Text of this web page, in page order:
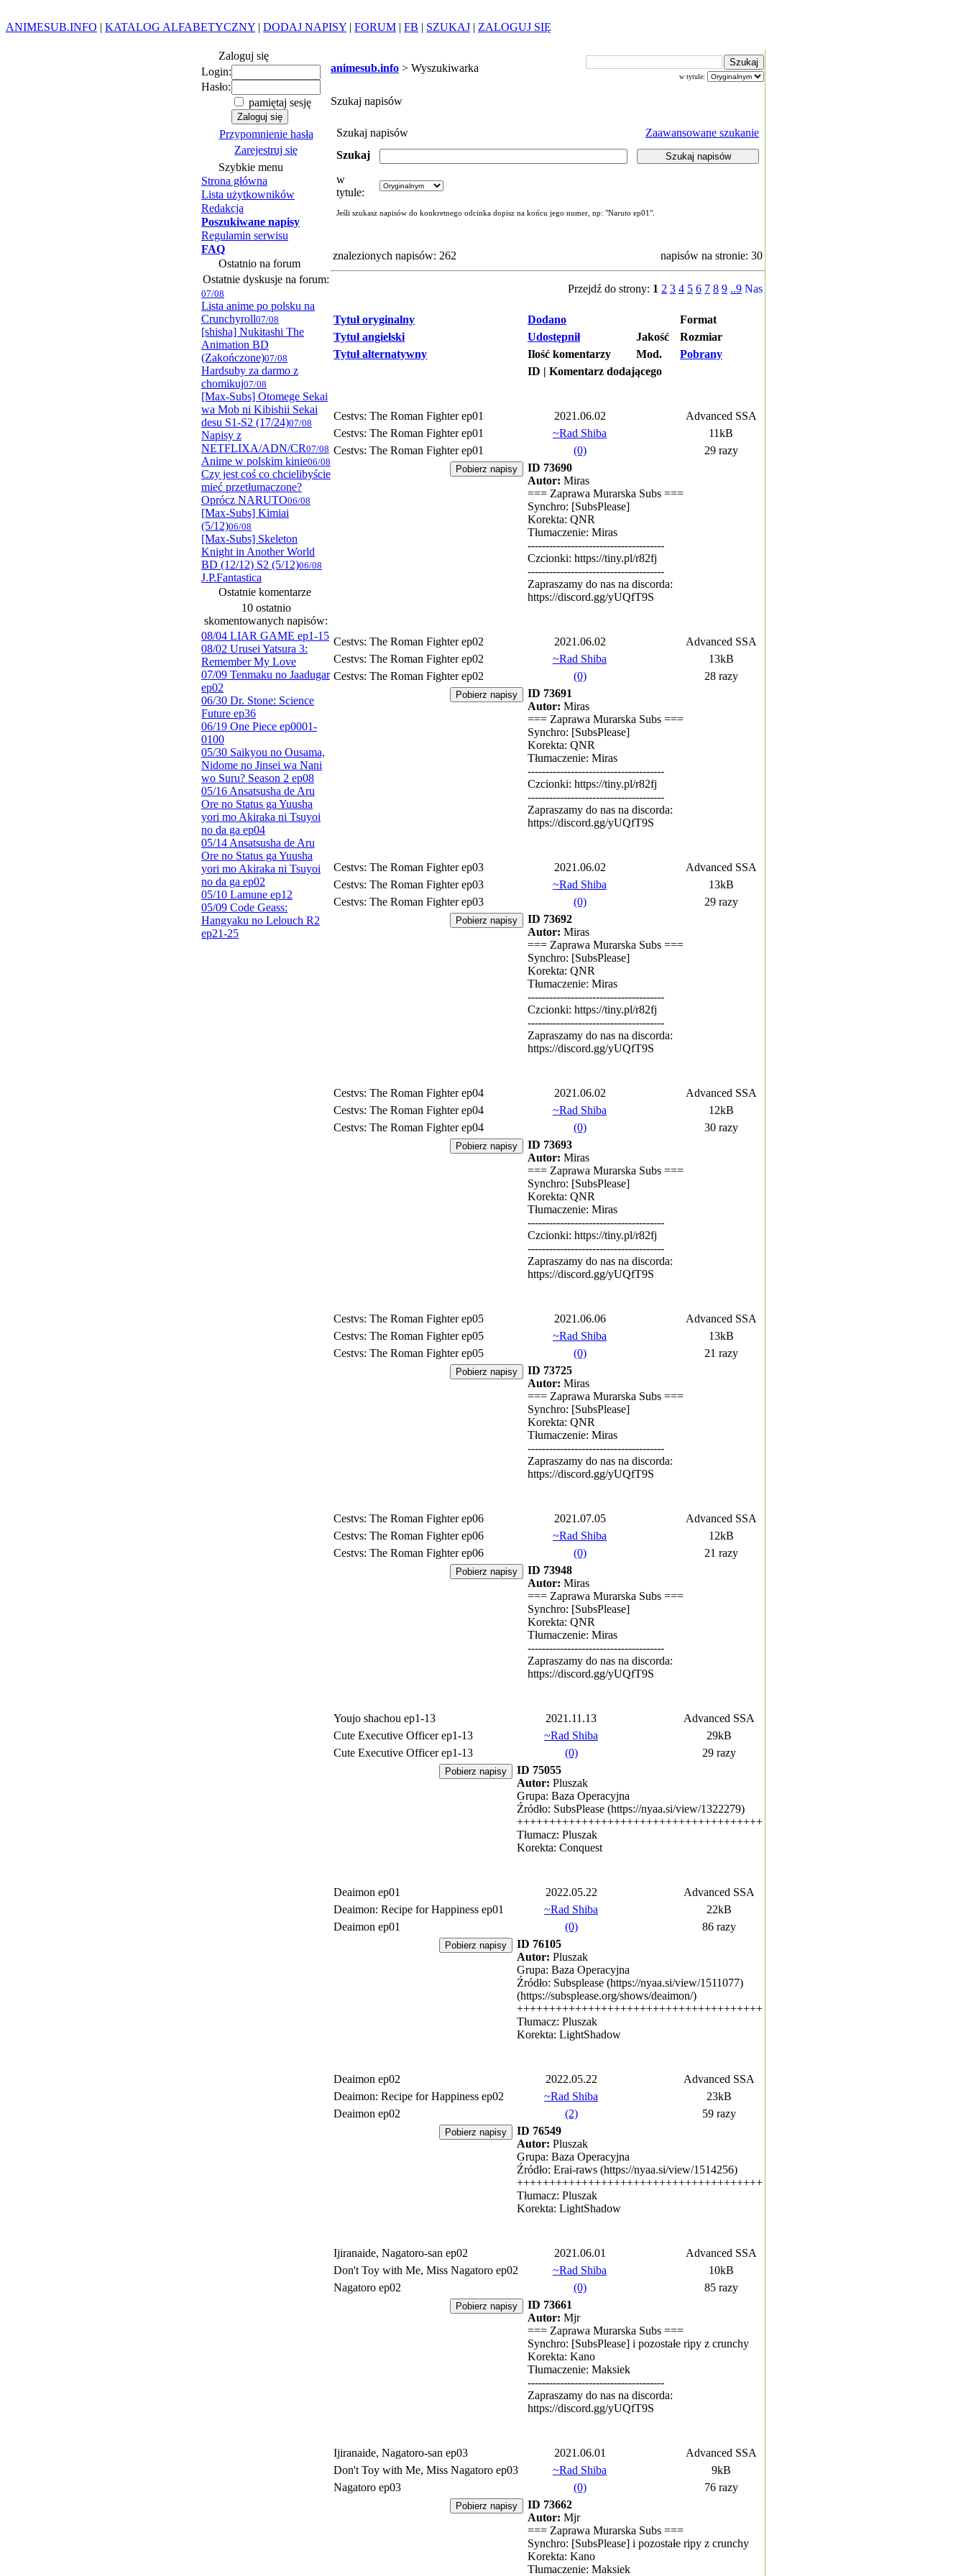
ANIMESUB.INFO | KATALOG ALFABETYCZNY | DODAJ NAPISY | FORUM | FB | SZUKAJ | ZALOGUJ SIĘ
Zaloguj się
Login:
Hasło:
pamiętaj sesję
Przypomnienie hasła
Zarejestruj się
Szybkie menu
Strona główna
Lista użytkowników
Redakcja
Poszukiwane napisy
Regulamin serwisu
FAQ
Ostatnio na forum
Ostatnie dyskusje na forum:
07/08
Lista anime po polsku na
Crunchyroll07/08
[shisha] Nukitashi The
Animation BD
(Zakończone)07/08
Hardsuby za darmo z
chomikuj07/08
[Max-Subs] Otomege Sekai
wa Mob ni Kibishii Sekai
desu S1-S2 (17/24)07/08
Napisy z
NETFLIXA/ADN/CR07/08
Anime w polskim kinie06/08
Czy jest coś co chcielibyście
mieć przetłumaczone?
Oprócz NARUTO06/08
[Max-Subs] Kimiai
(5/12)06/08
[Max-Subs] Skeleton
Knight in Another World
BD (12/12) S2 (5/12)06/08
J.P.Fantastica
Ostatnie komentarze
10 ostatnio
skomentowanych napisów:
08/04 LIAR GAME ep1-15
08/02 Urusei Yatsura 3:
Remember My Love
07/09 Tenmaku no Jaadugar
ep02
06/30 Dr. Stone: Science
Future ep36
06/19 One Piece ep0001-
0100
05/30 Saikyou no Ousama,
Nidome no Jinsei wa Nani
wo Suru? Season 2 ep08
05/16 Ansatsusha de Aru
Ore no Status ga Yuusha
yori mo Akiraka ni Tsuyoi
no da ga ep04
05/14 Ansatsusha de Aru
Ore no Status ga Yuusha
yori mo Akiraka ni Tsuyoi
no da ga ep02
05/10 Lamune ep12
05/09 Code Geass:
Hangyaku no Lelouch R2
ep21-25
animesub.info > Wyszukiwarka
w tytule:
Szukaj napisów
Szukaj napisów
Zaawansowane szukanie
Szukaj
w
tytule:
Jeśli szukasz napisów do konkretnego odcinka dopisz na końcu jego numer, np: "Naruto ep01".
znalezionych napisów: 262 napisów na stronie: 30
Przejdź do strony: 1 2 3 4 5 6 7 8 9 ..9
Tytuł oryginalny Dodano
Format
Tytuł angielski
Udostępnił Jakość
Rozmiar
Tytuł alternatywny
Ilość komentarzy Mod.
Pobrany
ID | Komentarz dodającego
Cestvs: The Roman Fighter ep01 2021.06.02
Advanced SSA
Cestvs: The Roman Fighter ep01
~Rad Shiba
11kB
Cestvs: The Roman Fighter ep01
(0)
29 razy
ID 73690
Autor: Miras
=== Zaprawa Murarska Subs ===
Synchro: [SubsPlease]
Korekta: QNR
Tłumaczenie: Miras
--------------------------------------
Czcionki: https://tiny.pl/r82fj
--------------------------------------
Zapraszamy do nas na discorda:
https://discord.gg/yUQfT9S
Cestvs: The Roman Fighter ep02 2021.06.02
Advanced SSA
Cestvs: The Roman Fighter ep02
~Rad Shiba
13kB
Cestvs: The Roman Fighter ep02
(0)
28 razy
ID 73691
Autor: Miras
=== Zaprawa Murarska Subs ===
Synchro: [SubsPlease]
Korekta: QNR
Tłumaczenie: Miras
--------------------------------------
Czcionki: https://tiny.pl/r82fj
--------------------------------------
Zapraszamy do nas na discorda:
https://discord.gg/yUQfT9S
Cestvs: The Roman Fighter ep03 2021.06.02
Advanced SSA
Cestvs: The Roman Fighter ep03
~Rad Shiba
13kB
Cestvs: The Roman Fighter ep03
(0)
29 razy
ID 73692
Autor: Miras
=== Zaprawa Murarska Subs ===
Synchro: [SubsPlease]
Korekta: QNR
Tłumaczenie: Miras
--------------------------------------
Czcionki: https://tiny.pl/r82fj
--------------------------------------
Zapraszamy do nas na discorda:
https://discord.gg/yUQfT9S
Cestvs: The Roman Fighter ep04 2021.06.02
Advanced SSA
Cestvs: The Roman Fighter ep04
~Rad Shiba
12kB
Cestvs: The Roman Fighter ep04
(0)
30 razy
ID 73693
Autor: Miras
=== Zaprawa Murarska Subs ===
Synchro: [SubsPlease]
Korekta: QNR
Tłumaczenie: Miras
--------------------------------------
Czcionki: https://tiny.pl/r82fj
--------------------------------------
Zapraszamy do nas na discorda:
https://discord.gg/yUQfT9S
Cestvs: The Roman Fighter ep05 2021.06.06
Advanced SSA
Cestvs: The Roman Fighter ep05
~Rad Shiba
13kB
Cestvs: The Roman Fighter ep05
(0)
21 razy
ID 73725
Autor: Miras
=== Zaprawa Murarska Subs ===
Synchro: [SubsPlease]
Korekta: QNR
Tłumaczenie: Miras
--------------------------------------
Zapraszamy do nas na discorda:
https://discord.gg/yUQfT9S
Cestvs: The Roman Fighter ep06 2021.07.05
Advanced SSA
Cestvs: The Roman Fighter ep06
~Rad Shiba
12kB
Cestvs: The Roman Fighter ep06
(0)
21 razy
ID 73948
Autor: Miras
=== Zaprawa Murarska Subs ===
Synchro: [SubsPlease]
Korekta: QNR
Tłumaczenie: Miras
--------------------------------------
Zapraszamy do nas na discorda:
https://discord.gg/yUQfT9S
Youjo shachou ep1-13 2021.11.13
Advanced SSA
Cute Executive Officer ep1-13
~Rad Shiba
29kB
Cute Executive Officer ep1-13
(0)
29 razy
ID 75055
Autor: Pluszak
Grupa: Baza Operacyjna
Źródło: SubsPlease (https://nyaa.si/view/1322279)
++++++++++++++++++++++++++++++++++++++
Tłumacz: Pluszak
Korekta: Conquest
Deaimon ep01 2022.05.22
Advanced SSA
Deaimon: Recipe for Happiness ep01
~Rad Shiba
22kB
Deaimon ep01
(0)
86 razy
ID 76105
Autor: Pluszak
Grupa: Baza Operacyjna
Źródło: Subsplease (https://nyaa.si/view/1511077)
(https://subsplease.org/shows/deaimon/)
++++++++++++++++++++++++++++++++++++++
Tłumacz: Pluszak
Korekta: LightShadow
Deaimon ep02 2022.05.22
Advanced SSA
Deaimon: Recipe for Happiness ep02
~Rad Shiba
23kB
Deaimon ep02
(2)
59 razy
ID 76549
Autor: Pluszak
Grupa: Baza Operacyjna
Źródło: Erai-raws (https://nyaa.si/view/1514256)
++++++++++++++++++++++++++++++++++++++
Tłumacz: Pluszak
Korekta: LightShadow
Ijiranaide, Nagatoro-san ep02 2021.06.01
Advanced SSA
Don't Toy with Me, Miss Nagatoro ep02
~Rad Shiba
10kB
Nagatoro ep02
(0)
85 razy
ID 73661
Autor: Mjr
=== Zaprawa Murarska Subs ===
Synchro: [SubsPlease] i pozostałe ripy z crunchy
Korekta: Kano
Tłumaczenie: Maksiek
--------------------------------------
Zapraszamy do nas na discorda:
https://discord.gg/yUQfT9S
Ijiranaide, Nagatoro-san ep03 2021.06.01
Advanced SSA
Don't Toy with Me, Miss Nagatoro ep03
~Rad Shiba
9kB
Nagatoro ep03
(0)
76 razy
ID 73662
Autor: Mjr
=== Zaprawa Murarska Subs ===
Synchro: [SubsPlease] i pozostałe ripy z crunchy
Korekta: Kano
Tłumaczenie: Maksiek